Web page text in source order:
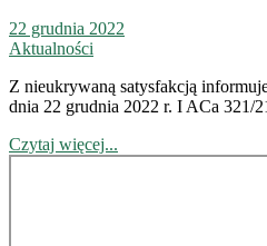
22 grudnia 2022
Aktualności
Z nieukrywaną satysfakcją
dnia 22 grudnia 2022 r. I ACa 321/
Czytaj więcej...